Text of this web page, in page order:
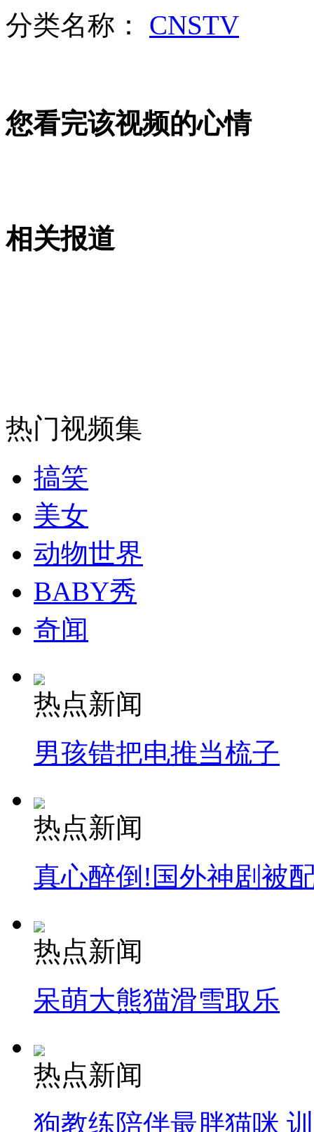
分类名称： CNSTV
您看完该视频的心情
相关报道
热门视频集
搞笑
美女
动物世界
BABY秀
奇闻
热点新闻
男孩错把电推当梳子
热点新闻
真心醉倒!国外神剧被
热点新闻
呆萌大熊猫滑雪取乐
热点新闻
狗教练陪伴最胖猫咪